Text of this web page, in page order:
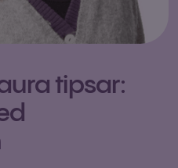
tipsar: